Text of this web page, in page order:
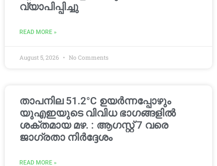
വ്യാപിപ്പിച്ചു
READ MORE »
August 5, 2026 No Comments
താപനില 51.2°C ഉയർന്നപ്പോഴും
യുഎഇയുടെ വിവിധ ഭാഗങ്ങളിൽ
ശക്തമായ മഴ. : ആഗസ്റ്റ് 7 വരെ
ജാഗ്രതാ നിർദ്ദേശം
READ MORE »